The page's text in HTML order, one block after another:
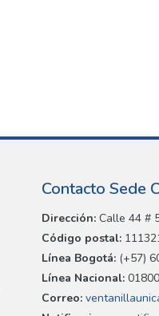
Contacto Sede
Dirección: Calle 44 #
Código postal:
Línea Bogotá: (+57)
Línea Nacional:
Correo: